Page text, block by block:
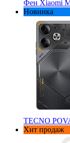
Фен Xiaomi
Новинка
TECNO
Хит продаж